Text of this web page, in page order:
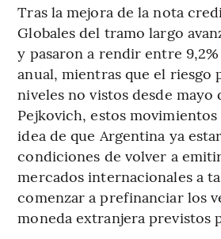
Tras la mejora de la nota
Globales del tramo largo
y pasaron a rendir entre
anual, mientras que el riesgo
niveles no vistos desde mayo
Pejkovich, estos
idea de que Argentina ya
condiciones de volver a
mercados internacionales a
comenzar a prefinanciar los
moneda extranjera previstos